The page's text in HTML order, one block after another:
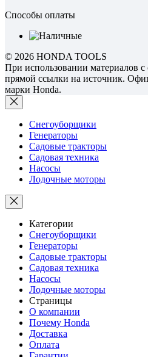
Способы оплаты
© 2026 HONDA TOOLS
При использовании материалов с
прямой ссылки на источник.
марки Honda.
Снегоуборщики
Генераторы
Садовые тракторы
Садовая техника
Насосы
Лодочные моторы
Категории
Снегоуборщики
Генераторы
Садовые тракторы
Садовая техника
Насосы
Лодочные моторы
Страницы
О компании
Почему Honda
Доставка
Оплата